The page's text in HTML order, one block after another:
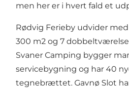
men her er i hvert fald et
Rødvig Ferieby udvider
300 m2 og 7
Svaner Camping bygger
servicebygning og har 40
tegnebrættet. Gavnø Slot